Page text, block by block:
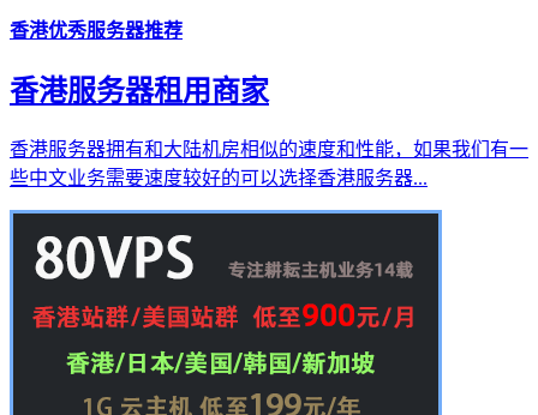
香港优秀服务器推荐
香港服务器租用商家
香港服务器拥有和大陆机房相似的速度和性能，如果我们有一
些中文业务需要速度较好的可以选择香港服务器...